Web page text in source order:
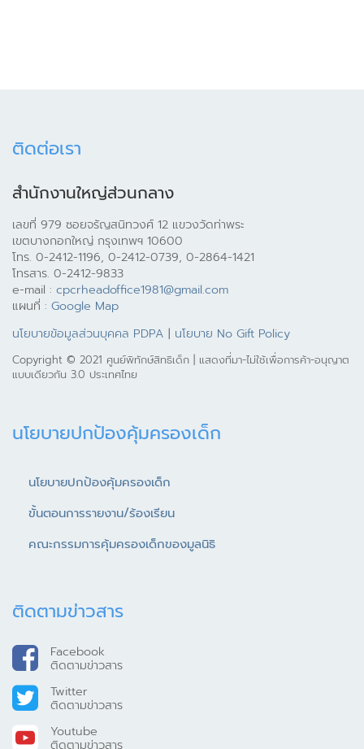
ติดต่อเรา
สำนักงานใหญ่ส่วนกลาง
เลขที่ 979 ซอยจรัญสนิทวงศ์ 12 แขวงวัดท่าพระ
เขตบางกอกใหญ่ กรุงเทพฯ 10600
โทร. 0-2412-1196, 0-2412-0739, 0-2864-1421
โทรสาร. 0-2412-9833
e-mail : cpcrheadoffice1981@gmail.com
แผนที่ : Google Map
นโยบายข้อมูลส่วนบุคคล PDPA | นโยบาย No Gift Policy
Copyright © 2021 ศูนย์พิทักษ์สิทธิเด็ก | แสดงที่มา-ไม่ใช้เพื่อการค้า-อนุญาต
แบบเดียวกัน 3.0 ประเทศไทย
นโยบายปกป้องคุ้มครองเด็ก
นโยบายปกป้องคุ้มครองเด็ก
ขั้นตอนการรายงาน/ร้องเรียน
คณะกรรมการคุ้มครองเด็กของมูลนิธิ
ติดตามข่าวสาร
Facebook
ติดตามข่าวสาร
Twitter
ติดตามข่าวสาร
Youtube
ติดตามข่าวสาร